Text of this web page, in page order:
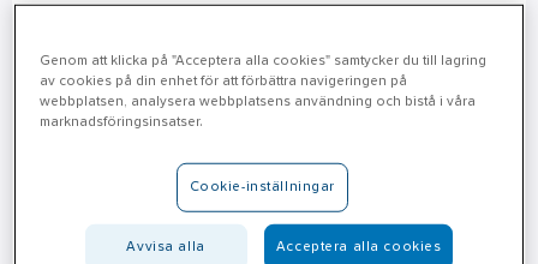
Genom att klicka på "Acceptera alla cookies" samtycker du till lagring
av cookies på din enhet för att förbättra navigeringen på
webbplatsen, analysera webbplatsens användning och bistå i våra
marknadsföringsinsatser.
Cookie-inställningar
Avvisa alla Acceptera alla cookies